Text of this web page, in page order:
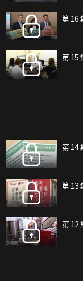
第 16
第 15
第 14
第 13
第 12